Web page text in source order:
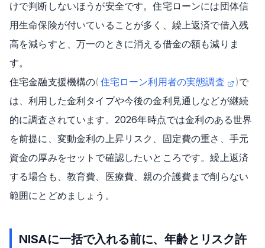
けで判断しないほうが安全です。住宅ローンには団体信
用生命保険が付いていることが多く、繰上返済で借入残
高を減らすと、万一のときに消える借金の額も減りま
す。
住宅金融支援機構の( 住宅ローン利用者の実態調査 )で
は、利用した金利タイプや今後の金利見通しなどが継続
的に調査されています。2026年時点では金利のある世界
を前提に、変動金利の上昇リスク、固定費の重さ、手元
資金の厚みをセットで確認したいところです。繰上返済
する場合も、教育費、医療費、親の介護費まで削らない
範囲にとどめましょう。
NISAに一括で入れる前に、年齢とリスク許